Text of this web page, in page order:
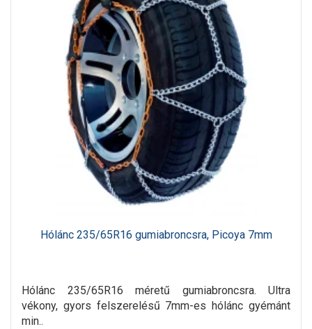
Hólánc 235/65R16 gumiabroncsra, Picoya 7mm
Hólánc 235/65R16 méretű gumiabroncsra. Ultra
vékony, gyors felszerelésű 7mm-es hólánc gyémánt
min..